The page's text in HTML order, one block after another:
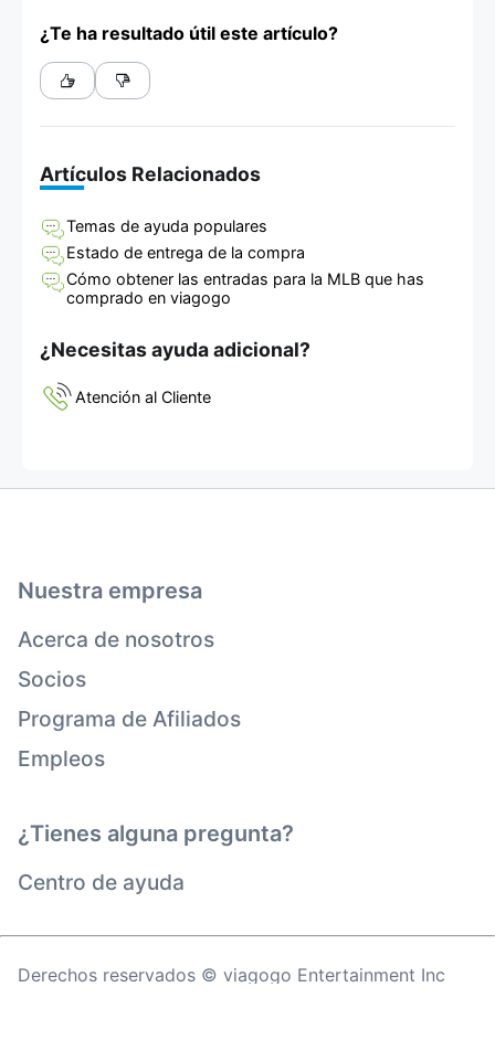
¿Te ha resultado útil este artículo?
Artículos Relacionados
Temas de ayuda populares
Estado de entrega de la compra
Cómo obtener las entradas para la MLB que has
comprado en viagogo
¿Necesitas ayuda adicional?
Atención al Cliente
Nuestra empresa
Acerca de nosotros
Socios
Programa de Afiliados
Empleos
¿Tienes alguna pregunta?
Centro de ayuda
Derechos reservados © viagogo Entertainment Inc